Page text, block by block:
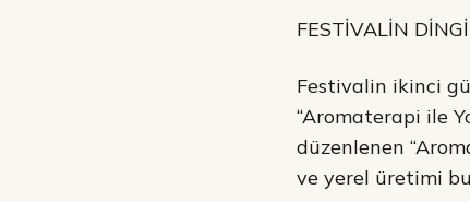
FESTİVALİN
Festivalin ikinci
“Aromaterapi ile
düzenlenen
ve yerel üretimi